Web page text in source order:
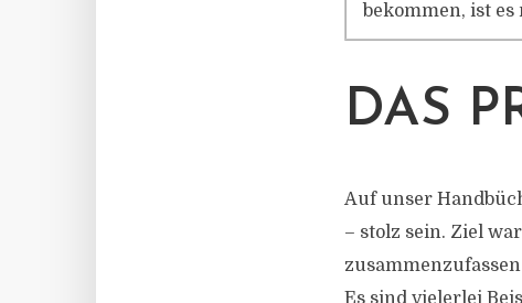
bekommen, ist
DAS
Auf unser
– stolz sein. Ziel
Es sind vielerlei